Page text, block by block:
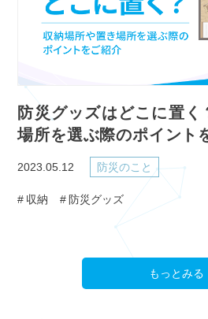
防災グッズはどこに置く
場所を選ぶ際のポイント
2023.05.12 防災のこと
収納 防災グッズ
もっとみる